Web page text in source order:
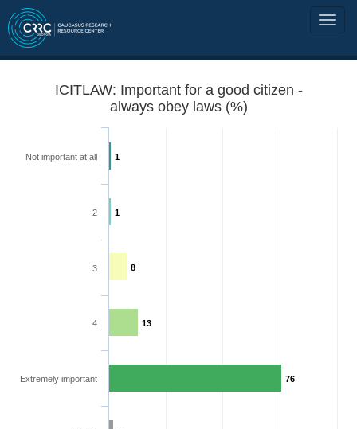
ICITLAW: Important for a good citizen -
always obey laws (%)
1
1
8
13
76
Not important at all
2
3
4
Extremely important